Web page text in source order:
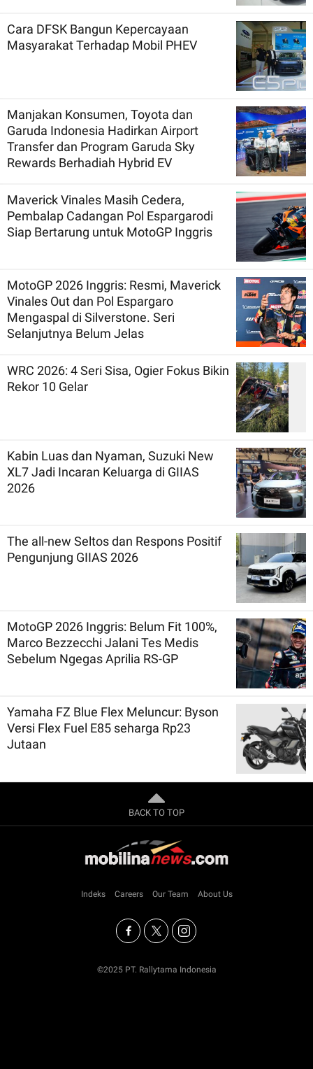
Cara DFSK Bangun Kepercayaan
Masyarakat Terhadap Mobil PHEV
Manjakan Konsumen, Toyota dan
Garuda Indonesia Hadirkan Airport
Transfer dan Program Garuda Sky
Rewards Berhadiah Hybrid EV
Maverick Vinales Masih Cedera,
Pembalap Cadangan Pol Espargarodi
Siap Bertarung untuk MotoGP Inggris
MotoGP 2026 Inggris: Resmi, Maverick
Vinales Out dan Pol Espargaro
Mengaspal di Silverstone. Seri
Selanjutnya Belum Jelas
WRC 2026: 4 Seri Sisa, Ogier Fokus Bikin
Rekor 10 Gelar
Kabin Luas dan Nyaman, Suzuki New
XL7 Jadi Incaran Keluarga di GIIAS
2026
The all-new Seltos dan Respons Positif
Pengunjung GIIAS 2026
MotoGP 2026 Inggris: Belum Fit 100%,
Marco Bezzecchi Jalani Tes Medis
Sebelum Ngegas Aprilia RS-GP
Yamaha FZ Blue Flex Meluncur: Byson
Versi Flex Fuel E85 seharga Rp23
Jutaan
BACK TO TOP
Indeks Careers Our Team About Us
©2025 PT. Rallytama Indonesia